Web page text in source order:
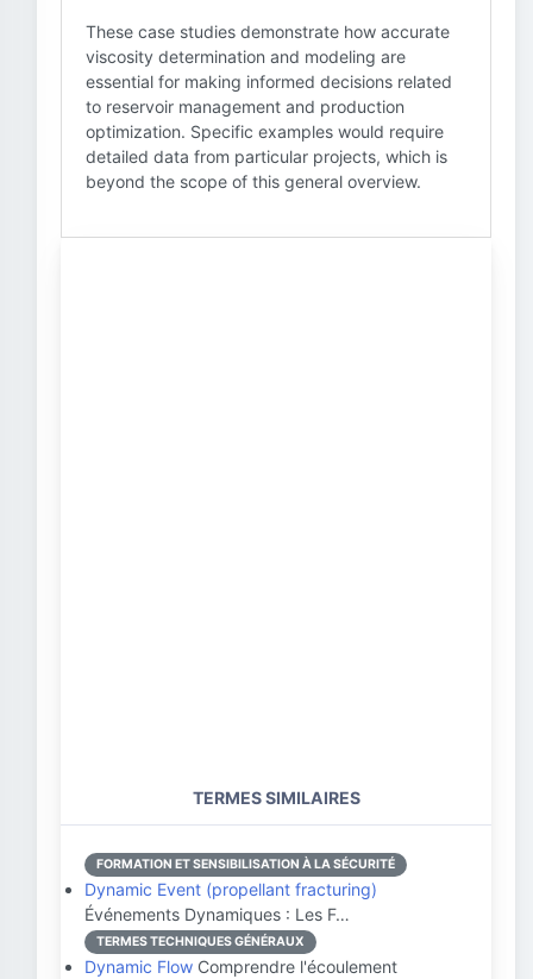
These case studies demonstrate how accurate
viscosity determination and modeling are
essential for making informed decisions related
to reservoir management and production
optimization. Specific examples would require
detailed data from particular projects, which is
beyond the scope of this general overview.
TERMES SIMILAIRES
FORMATION ET SENSIBILISATION À LA SÉCURITÉ
Dynamic Event (propellant fracturing)
Événements Dynamiques : Les F…
TERMES TECHNIQUES GÉNÉRAUX
Dynamic Flow Comprendre l'écoulement